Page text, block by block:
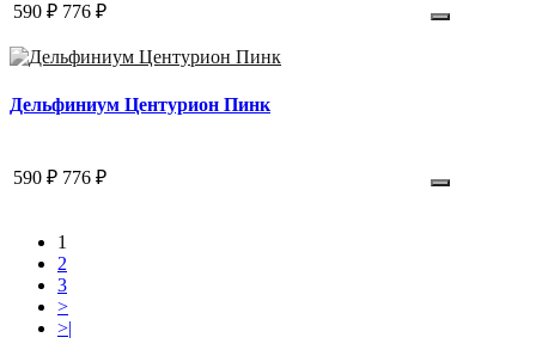
590 ₽ 776 ₽
Дельфиниум Центурион Пинк
590 ₽ 776 ₽
1
2
3
>
>|